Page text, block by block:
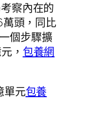
察內在的
頭，同比
個步驟擴
， 包養網
單元包養